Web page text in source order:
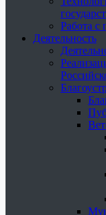
Работа
Деятельность